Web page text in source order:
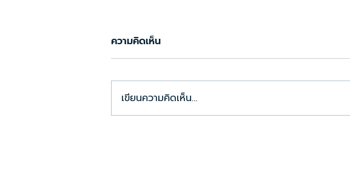
ความคิดเห็น
เขียนความคิดเห็น…